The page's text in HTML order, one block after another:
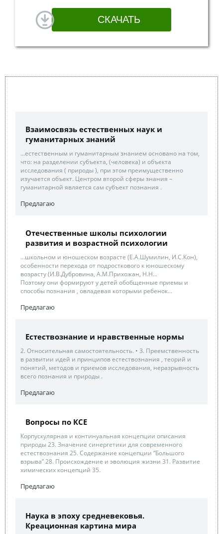
Взаимосвязь естественных наук и
гуманитарных знаний
...естественным и гуманитарным знанием основано на том,
что: на разделении субъекта, (человека) и объекта
исследования ( природы ), при этом преимущественно
изучается объект. Центром второй сферы знания –
гуманитарной является сам субъект познания .
Предлагаю
Отечественные школы психологии
развития и возрастной психологии
...школьном и юношеском возрасте (Е.А.Шумилин, И.С.Кон),
особенности перехода от подросткового к юношескому
возрасту (И.В.Дубровина, А.М.Прихожан, Н.Н...
Поэтому они формируют у детей обобщенные приемы и
способы познания , овладевая которыми ребенок...
Предлагаю
Естествознание и нравственные нормы
2. Относительная самостоятельность. • 3. Преемственность
в развитии идей и принципов естествознания , теорий и
понятий, методов и приемов исследования, неразрывность
всего познания и природы .
Предлагаю
Вопросы по КСЕ
Корпускулярная и континуальная концепции описания
природы 23. Значение синергетики для современного
естествознания 25. Содержание концепции “Большого
взрыва” 28. Происхождение и эволюция жизни 31. Развитие
химических концепций 35.
Предлагаю
Наука в эпоху средневековья.
Креационная картина мира